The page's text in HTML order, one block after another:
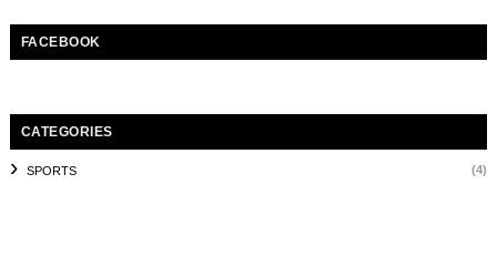
FACEBOOK
CATEGORIES
SPORTS (4)